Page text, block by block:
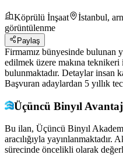
Köprülü İnşaat İstanbul,
görüntülenme
Paylaş
Firmamız bünyesinde bulunan
edilmek üzere makına teknikeri
bulunmaktadır. Detaylar insan
Başvuran adaylardan 5 yıllık
Üçüncü Binyıl
Bu ilan, Üçüncü Binyıl
aracılığıyla yayınlanmaktadır.
sürecinde öncelikli olarak